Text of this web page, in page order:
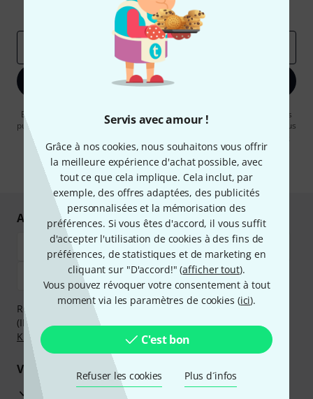
Servis avec amour !
Grâce à nos cookies, nous souhaitons vous offrir
la meilleure expérience d'achat possible, avec
tout ce que cela implique. Cela inclut, par
exemple, des offres adaptées, des publicités
personnalisées et la mémorisation des
préférences. Si vous êtes d'accord, il vous suffit
d'accepter l'utilisation de cookies à des fins de
préférences, de statistiques et de marketing en
cliquant sur "D'accord!" (afficher tout).
Vous pouvez révoquer votre consentement à tout
moment via les paramètres de cookies (ici).
C'est bon
Refuser les cookies Plus d´infos
Articles inspirants
Deals Aperçus Thomann
S'inscrire maintenant
En cliquant sur "S'inscrire maintenant", vous acceptez de recevoir des
publicités par e-mail. La désinscription est possible à tout moment. Vous
pouvez trouver plus d'informations à ce sujet dans notre
confidentialité.
Achetez et payez en toute sécurité
Réglez de manière sûre et sécurisée par Virement
(IBAN/BIC), PayPal, Amazon Pay,Klarna Payer Maintenant
Klarna Payer en 3 fois
ou Carte de crédit.
Vos avantages
Ga­ran­tie Thomann 3 ans